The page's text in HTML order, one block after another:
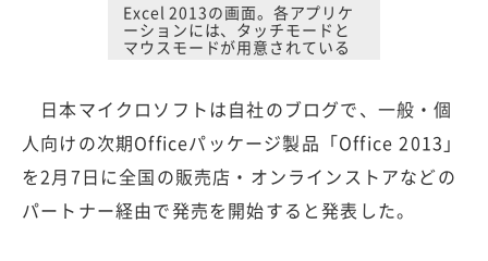
Excel 2013の画面。各アプリケ
ーションには、タッチモードと
マウスモードが用意されている
日本マイクロソフトは自社のブログで、一般・個
人向けの次期Officeパッケージ製品「Office 2013」
を2月7日に全国の販売店・オンラインストアなどの
パートナー経由で発売を開始すると発表した。